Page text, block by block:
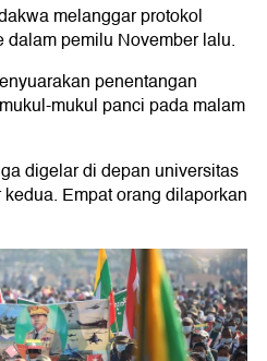
melanggar protokol
pemilu November lalu.
penentangan
mukul panci pada malam
digelar di depan universitas
Empat orang dilaporkan